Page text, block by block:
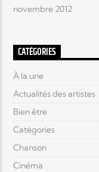
novembre 2012
CATÉGORIES
À la une
Actualités des artistes
Bien être
Catégories
Chanson
Cinéma